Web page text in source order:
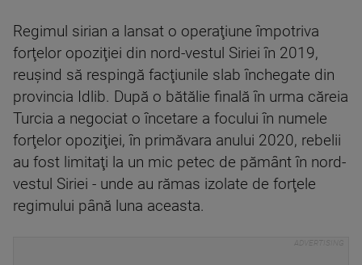
Regimul sirian a lansat o operaţiune împotriva
forţelor opoziţiei din nord-vestul Siriei în 2019,
reuşind să respingă facţiunile slab închegate din
provincia Idlib. După o bătălie finală în urma căreia
Turcia a negociat o încetare a focului în numele
forţelor opoziţiei, în primăvara anului 2020, rebelii
au fost limitaţi la un mic petec de pământ în nord-
vestul Siriei - unde au rămas izolate de forţele
regimului până luna aceasta.